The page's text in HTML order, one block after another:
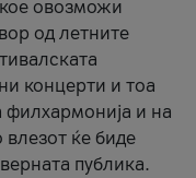
овозможи
од летните
концерти и тоа
и на
ќе биде
публика.